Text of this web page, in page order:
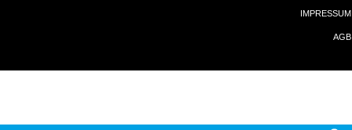
IMPRESSUM
AGB